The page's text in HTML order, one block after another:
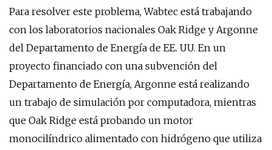
Para resolver este problema, Wabtec está trabajando
con los laboratorios nacionales Oak Ridge y Argonne
del Departamento de Energía de EE. UU. En un
proyecto financiado con una subvención del
Departamento de Energía, Argonne está realizando
un trabajo de simulación por computadora, mientras
que Oak Ridge está probando un motor
monocilíndrico alimentado con hidrógeno que utiliza